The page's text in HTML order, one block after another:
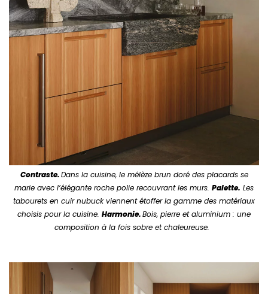
Contraste.Dans la cuisine, le mélèze brun doré des placards se
marie avec l’élégante roche polie recouvrant les murs. Palette. Les
tabourets en cuir nubuck viennent étoffer la gamme des matériaux
choisis pour la cuisine. Harmonie.Bois, pierre et aluminium : une
composition à la fois sobre et chaleureuse.